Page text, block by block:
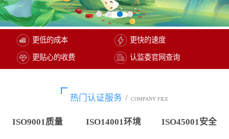
更低的成本 更快的速度
更贴心的收费 认监委官网查询
热门认证服务 / COMPANY FILE
ISO9001质量 ISO14001环境 ISO45001安全